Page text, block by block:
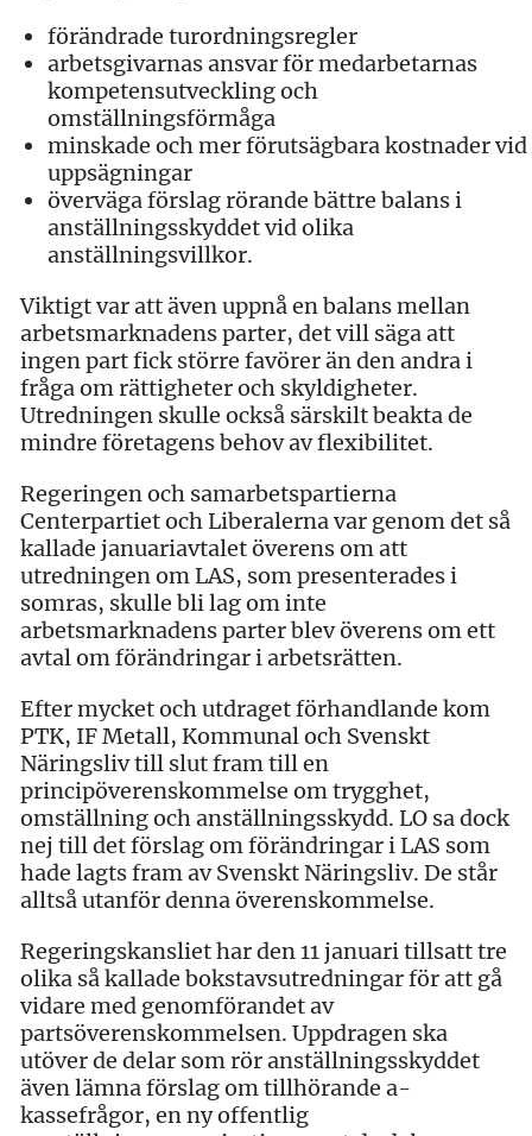
förändrade turordningsregler
arbetsgivarnas ansvar för medarbetarnas
kompetensutveckling och
omställningsförmåga
minskade och mer förutsägbara kostnader vid
uppsägningar
överväga förslag rörande bättre balans i
anställningsskyddet vid olika
anställningsvillkor.
Viktigt var att även uppnå en balans mellan
arbetsmarknadens parter, det vill säga att
ingen part fick större favörer än den andra i
fråga om rättigheter och skyldigheter.
Utredningen skulle också särskilt beakta de
mindre företagens behov av flexibilitet.
Regeringen och samarbetspartierna
Centerpartiet och Liberalerna var genom det så
kallade januariavtalet överens om att
utredningen om LAS, som presenterades i
somras, skulle bli lag om inte
arbetsmarknadens parter blev överens om ett
avtal om förändringar i arbetsrätten.
Efter mycket och utdraget förhandlande kom
PTK, IF Metall, Kommunal och Svenskt
Näringsliv till slut fram till en
principöverenskommelse om trygghet,
omställning och anställningsskydd. LO sa dock
nej till det förslag om förändringar i LAS som
hade lagts fram av Svenskt Näringsliv. De står
alltså utanför denna överenskommelse.
Regeringskansliet har den 11 januari tillsatt tre
olika så kallade bokstavsutredningar för att gå
vidare med genomförandet av
partsöverenskommelsen. Uppdragen ska
utöver de delar som rör anställningsskyddet
även lämna förslag om tillhörande a-
kassefrågor, en ny offentlig